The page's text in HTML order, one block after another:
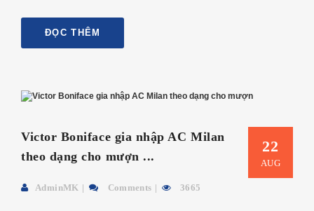
ĐỌC THÊM
22
AUG
Victor Boniface gia nhập AC Milan
theo dạng cho mượn ...
AdminMK Comments 3665